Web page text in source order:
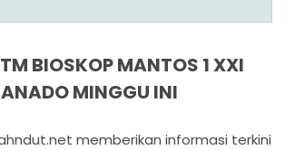
BIOSKOP MANTOS 1 XXI
MINGGU INI
memberikan informasi terkini